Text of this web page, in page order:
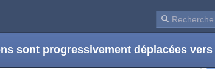
sont progressivement déplacées vers